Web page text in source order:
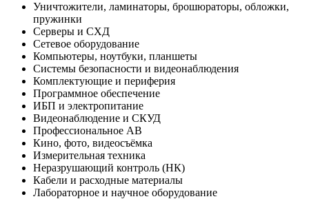
Уничтожители, ламинаторы, брошюраторы, обложки,
пружинки
Серверы и СХД
Сетевое оборудование
Компьютеры, ноутбуки, планшеты
Системы безопасности и видеонаблюдения
Комплектующие и периферия
Программное обеспечение
ИБП и электропитание
Видеонаблюдение и СКУД
Профессиональное АВ
Кино, фото, видеосъёмка
Измерительная техника
Неразрушающий контроль (НК)
Кабели и расходные материалы
Лабораторное и научное оборудование